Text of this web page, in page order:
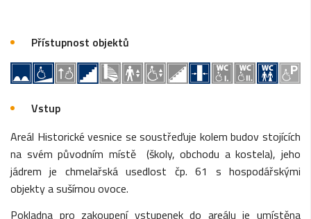
Přístupnost objektů
Vstup
Areál Historické vesnice se soustřeďuje kolem budov stojících
na svém původním místě (školy, obchodu a kostela), jeho
jádrem je chmelařská usedlost čp. 61 s hospodářskými
objekty a sušírnou ovoce.
Pokladna pro zakoupení vstupenek do areálu je umístěna